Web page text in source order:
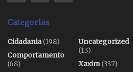
Categorias
Cidadania(198)
Comportamento
(68)
Uncategorized
(13)
Xaxim(337)